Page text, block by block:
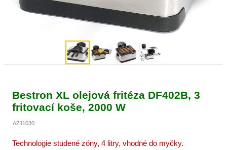
Bestron XL olejová fritéza DF402B, 3
fritovací koše, 2000 W
AZ11030
Technologie studené zóny, 4 litry, vhodné do myčky.